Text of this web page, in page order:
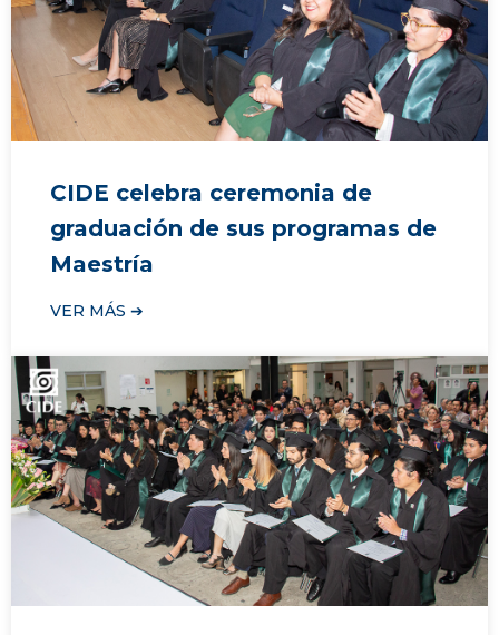
CIDE celebra ceremonia de
graduación de sus programas de
Maestría
VER MÁS ➔